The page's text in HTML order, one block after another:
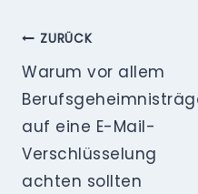
ZURÜCK
Warum vor allem
auf eine E-Mail-
Verschlüsselung
achten sollten